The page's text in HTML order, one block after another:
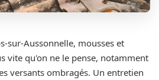
sur-Aussonnelle, mousses et
vite qu'on ne le pense, notamment
versants ombragés. Un entretien